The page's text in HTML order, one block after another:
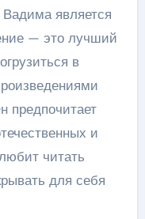
является
— это лучший
в
предпочитает
и
читать
для себя